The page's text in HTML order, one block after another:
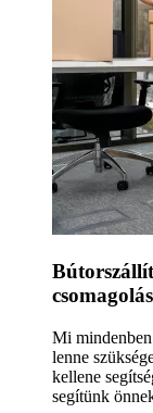
Mi
lenne
kellene
segítünk